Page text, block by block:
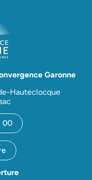
Garonne
Hauteclocque
00